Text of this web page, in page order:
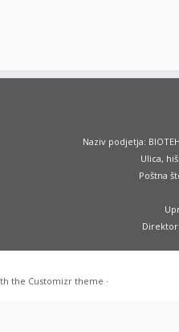
Naziv podjetja:
Ulica,
Poštna
the Customizr theme ·